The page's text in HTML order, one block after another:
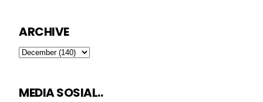
ARCHIVE
MEDIA SOSIAL..